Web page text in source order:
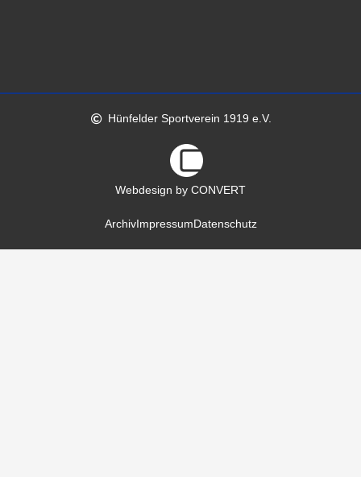
Hünfelder Sportverein 1919 e.V.
Webdesign by CONVERT
ArchivImpressum Datenschutz